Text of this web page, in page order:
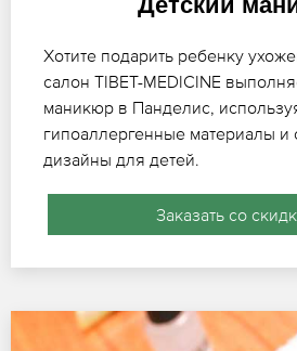
Хотите подарить ребенку
салон TIBET-MEDICINE
маникюр в Панделис,
гипоаллергенные материалы и
дизайны для детей.
Заказать со